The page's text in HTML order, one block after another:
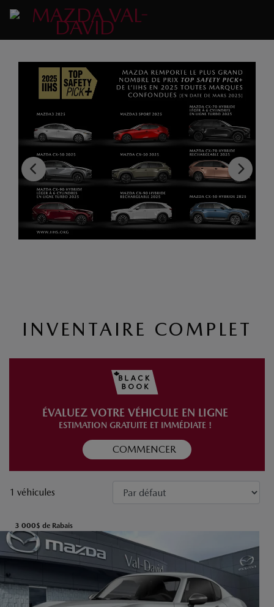
INVENTAIRE COMPLET
ÉVALUEZ VOTRE VÉHICULE EN LIGNE
ESTIMATION GRATUITE ET IMMÉDIATE !
COMMENCER
1 véhicules
3 000$ de Rabais
Voir plus de photos